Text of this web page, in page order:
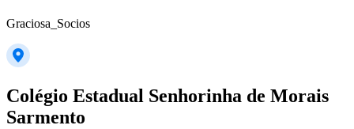
Graciosa_Socios
Colégio Estadual Senhorinha de Morais
Sarmento